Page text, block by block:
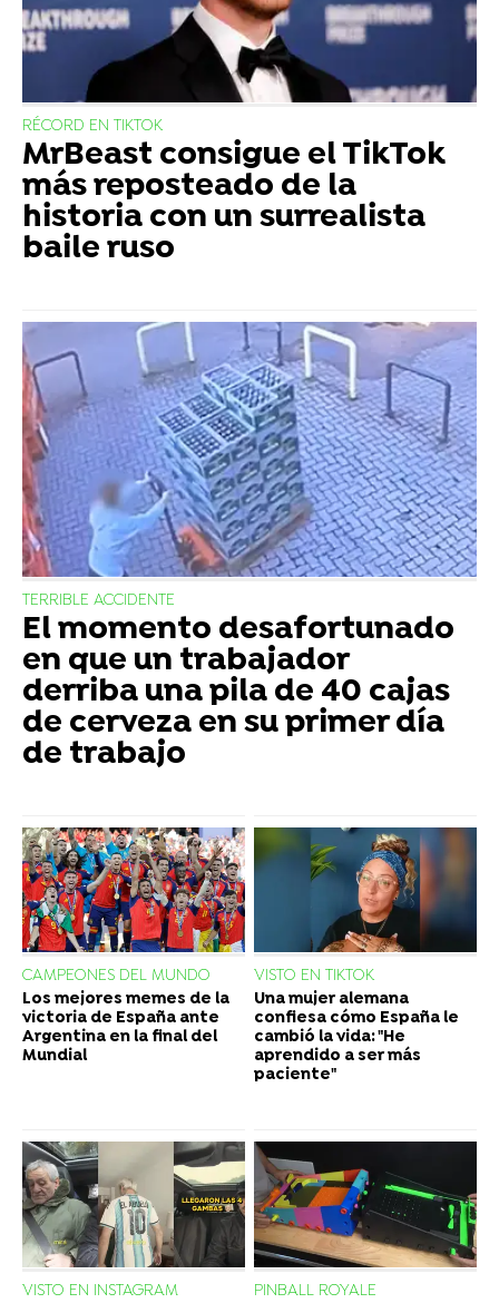
RÉCORD EN TIKTOK
MrBeast consigue el TikTok
más reposteado de la
historia con un surrealista
baile ruso
TERRIBLE ACCIDENTE
El momento desafortunado
en que un trabajador
derriba una pila de 40 cajas
de cerveza en su primer día
de trabajo
CAMPEONES DEL MUNDO
Los mejores memes de la
victoria de España ante
Argentina en la final del
Mundial
VISTO EN TIKTOK
Una mujer alemana
confiesa cómo España le
cambió la vida: "He
aprendido a ser más
paciente"
VISTO EN INSTAGRAM
PINBALL ROYALE